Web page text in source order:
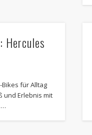
Hercules
Bikes für Alltag
und Erlebnis mit
…